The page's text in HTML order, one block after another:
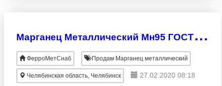
М
арганец Металлический Мн95 ГОСТ 6008-90
ФерроМетСнаб Продам Марганец металлический
Челябинская область, Челябинск
27.02.2020 08:18